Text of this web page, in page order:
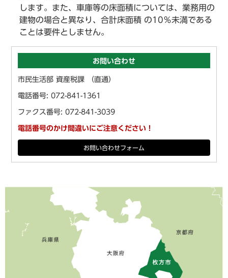
します。また、車庫等の床面積については、業務用の
建物の場合と異なり、合計床面積 の10％未満である
ことは要件としません。
お問い合わせ
市民生活部 資産税課 （直通）
電話番号: 072-841-1361
ファクス番号: 072-841-3039
電話番号のかけ間違いにご注意ください！
お問い合わせフォーム